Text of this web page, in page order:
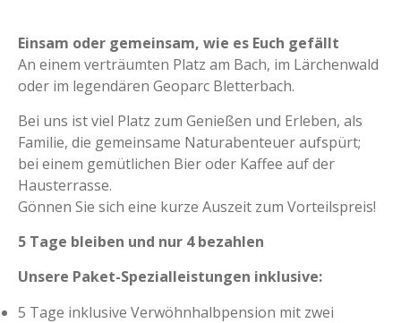
Einsam oder gemeinsam, wie es Euch gefällt
An einem verträumten Platz am Bach, im Lärchenwald
oder im legendären Geoparc Bletterbach.
Bei uns ist viel Platz zum Genießen und Erleben, als
Familie, die gemeinsame Naturabenteuer aufspürt;
bei einem gemütlichen Bier oder Kaffee auf der
Hausterrasse.
Gönnen Sie sich eine kurze Auszeit zum Vorteilspreis!
5 Tage bleiben und nur 4 bezahlen
Unsere Paket-Spezialleistungen inklusive:
5 Tage inklusive Verwöhnhalbpension mit zwei